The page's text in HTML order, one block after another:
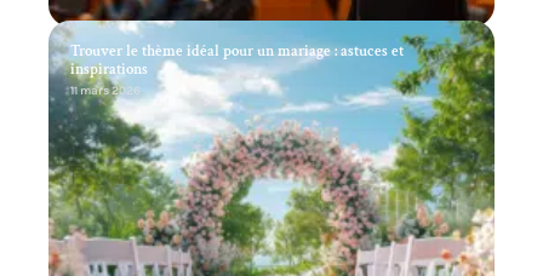
Trouver le thème idéal pour un mariage : astuces et
inspirations
11 mars 2026